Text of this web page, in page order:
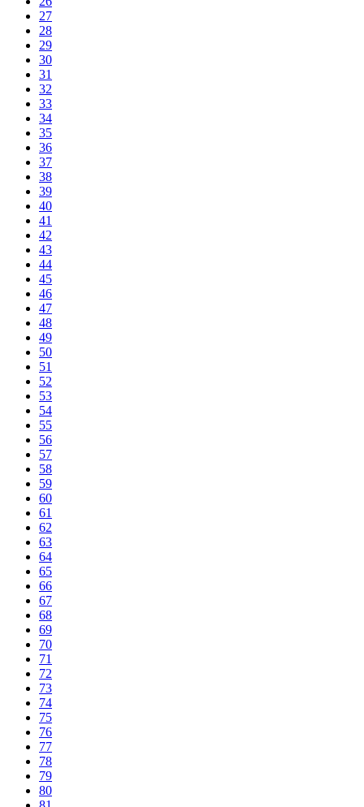
27
28
29
30
31
32
33
34
35
36
37
38
39
40
41
42
43
44
45
46
47
48
49
50
51
52
53
54
55
56
57
58
59
60
61
62
63
64
65
66
67
68
69
70
71
72
73
74
75
76
77
78
79
80